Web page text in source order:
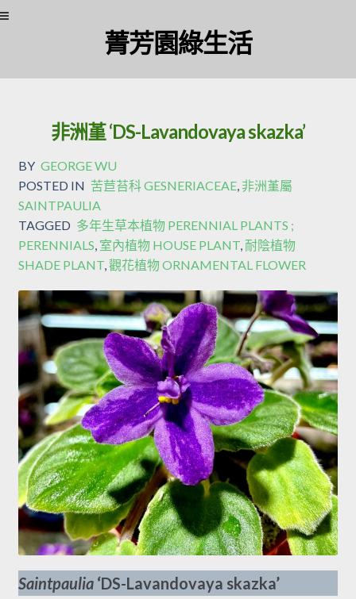
菁芳園綠生活
非洲堇 ‘DS-Lavandovaya skazka’
BY GEORGE WU
POSTED IN 苦苣苔科 GESNERIACEAE, 非洲堇屬
SAINTPAULIA
TAGGED 多年生草本植物 PERENNIAL PLANTS ;
PERENNIALS, 室內植物 HOUSE PLANT,耐陰植物
SHADE PLANT,觀花植物 ORNAMENTAL FLOWER
Saintpaulia‘DS-Lavandovaya skazka’